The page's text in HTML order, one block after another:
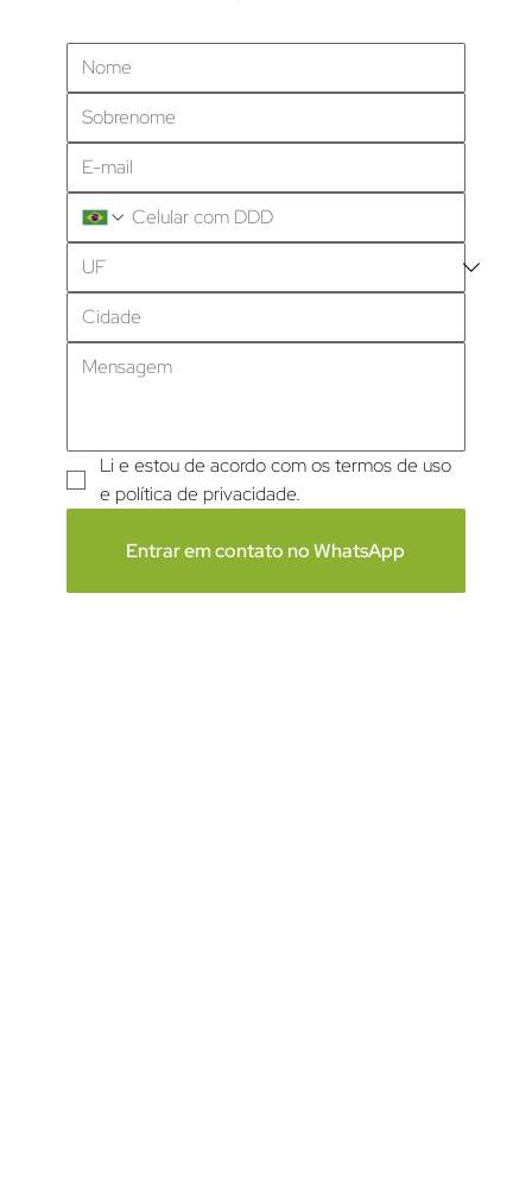
Li e estou de acordo com os termos de uso
e política de privacidade.
Entrar em contato no WhatsApp